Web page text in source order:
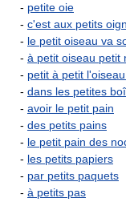
- petite oie
- c'est aux petits
- le petit oiseau va
- à petit oiseau petit
- petit à petit
- dans les petites
- avoir le petit pain
- des petits pains
- le petit pain des
- les petits papiers
- par petits paquets
- à petits pas